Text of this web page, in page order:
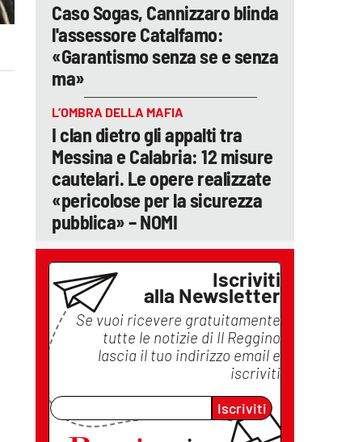
Caso Sogas, Cannizzaro blinda
l'assessore Catalfamo:
«Garantismo senza se e senza
ma»
L’OMBRA DELLA MAFIA
I clan dietro gli appalti tra
Messina e Calabria: 12 misure
cautelari. Le opere realizzate
«pericolose per la sicurezza
pubblica» – NOMI
Iscriviti
alla Newsletter
Se vuoi ricevere gratuitamente
tutte le notizie di Il Reggino
lascia il tuo indirizzo email e
iscriviti
Iscriviti